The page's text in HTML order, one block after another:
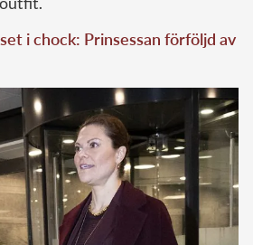
i chock: Prinsessan förföljd av